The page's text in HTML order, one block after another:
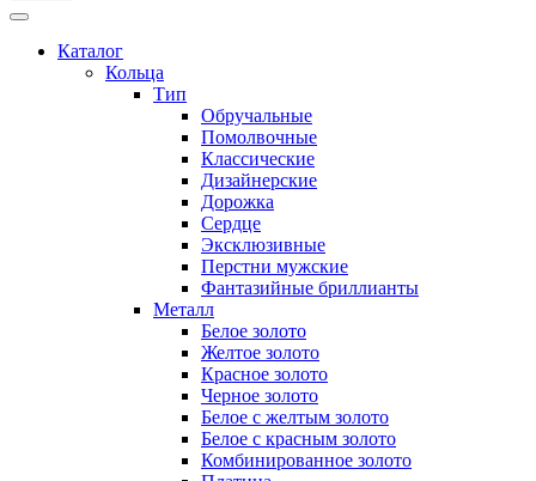
Каталог
Кольца
Тип
Обручальные
Помолвочные
Классические
Дизайнерские
Дорожка
Сердце
Эксклюзивные
Перстни мужские
Фантазийные бриллианты
Металл
Белое золото
Желтое золото
Красное золото
Черное золото
Белое с желтым золото
Белое с красным золото
Комбинированное золото